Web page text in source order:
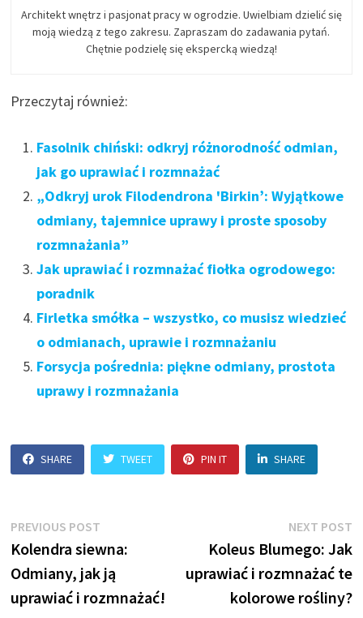
Architekt wnętrz i pasjonat pracy w ogrodzie. Uwielbiam dzielić się
moją wiedzą z tego zakresu. Zapraszam do zadawania pytań.
Chętnie podzielę się ekspercką wiedzą!
Przeczytaj również:
Fasolnik chiński: odkryj różnorodność odmian,
jak go uprawiać i rozmnażać
„Odkryj urok Filodendrona 'Birkin’: Wyjątkowe
odmiany, tajemnice uprawy i proste sposoby
rozmnażania”
Jak uprawiać i rozmnażać fiołka ogrodowego:
poradnik
Firletka smółka – wszystko, co musisz wiedzieć
o odmianach, uprawie i rozmnażaniu
Forsycja pośrednia: piękne odmiany, prostota
uprawy i rozmnażania
SHARE TWEET PIN IT SHARE
Nawigacja
wpisu
PREVIOUS POST
post:
Kolendra siewna:
Odmiany, jak ją
uprawiać i rozmnażać!
NEXT POST
Koleus Blumego: Jak
uprawiać i rozmnażać te
kolorowe rośliny?